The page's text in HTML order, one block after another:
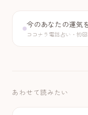
今のあなたの運気
ココナラ電話占い・初回
あわせて読みたい